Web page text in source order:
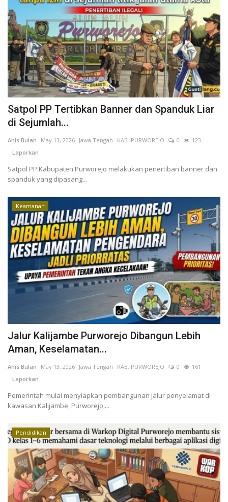
Kesehatan
Layanan Publik
Perempuan/Anak
Satpol PP Tertibkan Banner dan Spanduk Liar
di Sejumlah...
Anis Bulan May 13, 2026 Jawa Tengah KAB. PURWOREJO 0
123
Laporkan
Satpol PP Kabupaten Purworejo melakukan penertiban banner dan
spanduk yang dipasang...
Keamanan
Jalur Kalijambe Purworejo Dibangun Lebih
Aman, Keselamatan...
Anis Bulan May 13, 2026 Jawa Tengah KAB. PURWOREJO 0
161
Laporkan
Pemerintah mulai menyiapkan pembangunan jalur penyelamat di
kawasan Kalijambe, Purworejo,...
Pendidikan